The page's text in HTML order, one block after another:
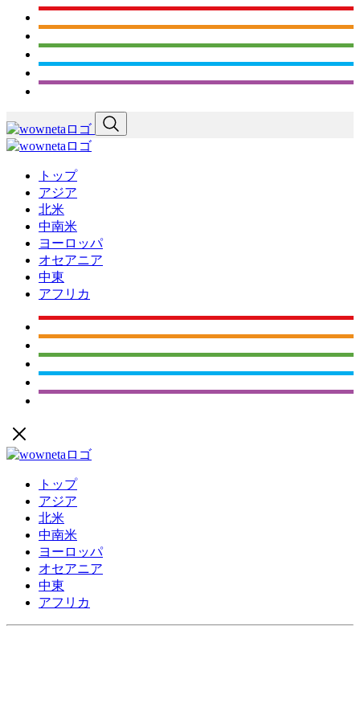
トップ
アジア
北米
中南米
ヨーロッパ
オセアニア
中東
アフリカ
トップ
アジア
北米
中南米
ヨーロッパ
オセアニア
中東
アフリカ